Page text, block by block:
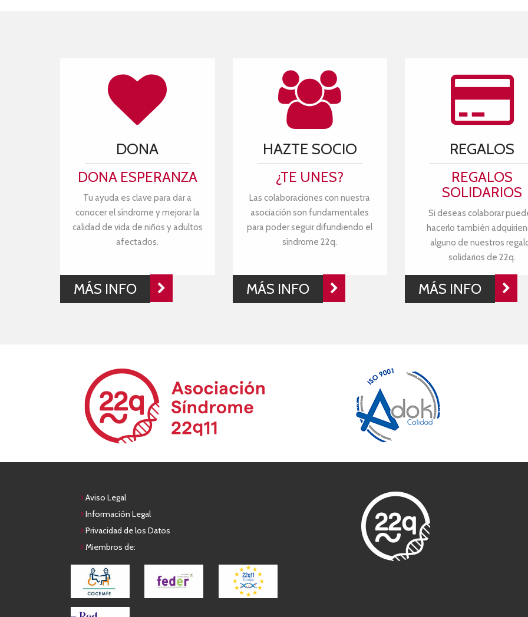
DONA
DONA ESPERANZA
Tu ayuda es clave para dar a
conocer el síndrome y mejorar la
calidad de vida de niños y adultos
afectados.
MÁS INFO
HAZTE SOCIO
¿TE UNES?
Las colaboraciones con nuestra
asociación son fundamentales
para poder seguir difundiendo el
síndrome 22q.
MÁS INFO
REGALOS
REGALOS
SOLIDARIOS
Si deseas colaborar
hacerlo también
alguno de nuestros
solidarios de 22q.
MÁS INFO
Aviso Legal
Información Legal
Privacidad de los Datos
Miembros de: